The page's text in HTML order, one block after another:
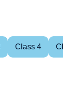
Class 4